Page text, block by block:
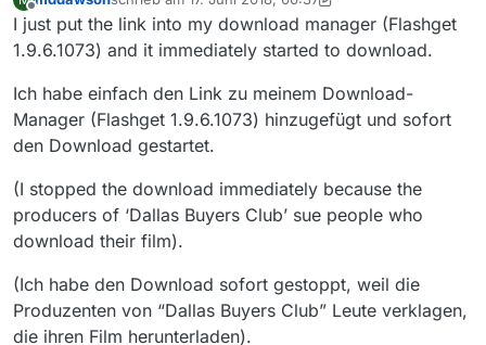
Offline zuletzt editiert von mddawson
I just put the link into my download manager (Flashget
1.9.6.1073) and it immediately started to download.
Ich habe einfach den Link zu meinem Download-
Manager (Flashget 1.9.6.1073) hinzugefügt und sofort
den Download gestartet.
(I stopped the download immediately because the
producers of ‘Dallas Buyers Club’ sue people who
download their film).
(Ich habe den Download sofort gestoppt, weil die
Produzenten von “Dallas Buyers Club” Leute verklagen,
die ihren Film herunterladen).